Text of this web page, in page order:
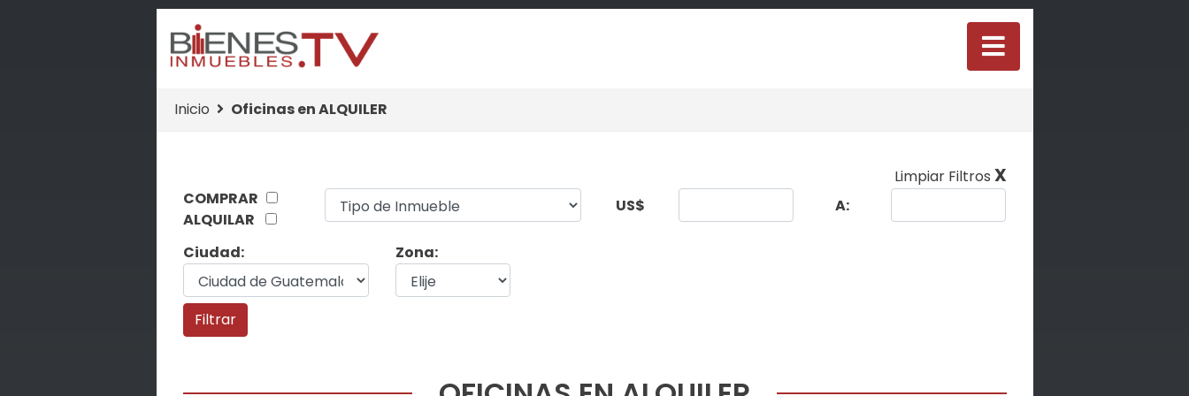
Inicio Oficinas en ALQUILER
Limpiar FiltrosX
COMPRAR
ALQUILAR
US$ A:
Ciudad: Zona: